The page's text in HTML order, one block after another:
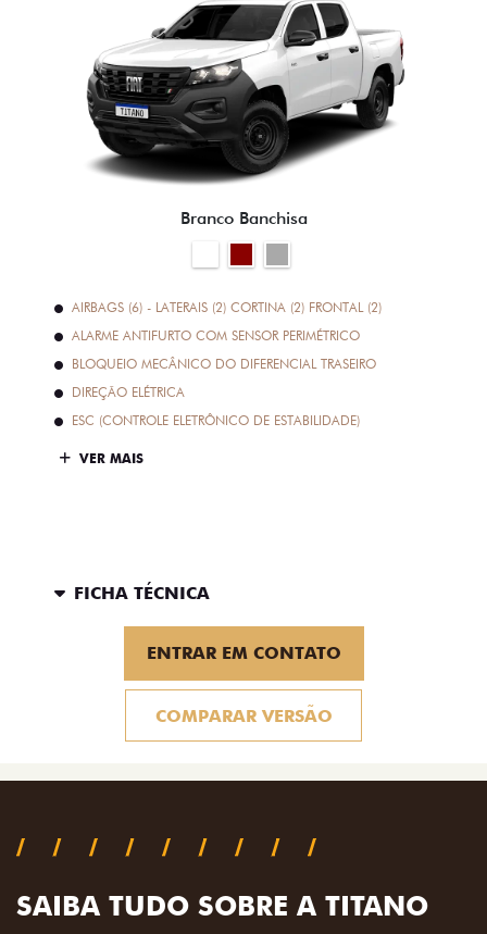
Branco Banchisa
AIRBAGS (6) - LATERAIS (2) CORTINA (2) FRONTAL (2)
ALARME ANTIFURTO COM SENSOR PERIMÉTRICO
BLOQUEIO MECÂNICO DO DIFERENCIAL TRASEIRO
DIREÇÃO ELÉTRICA
ESC (CONTROLE ELETRÔNICO DE ESTABILIDADE)
VER MAIS
FICHA TÉCNICA
ENTRAR EM CONTATO
COMPARAR VERSÃO
SAIBA TUDO SOBRE A TITANO